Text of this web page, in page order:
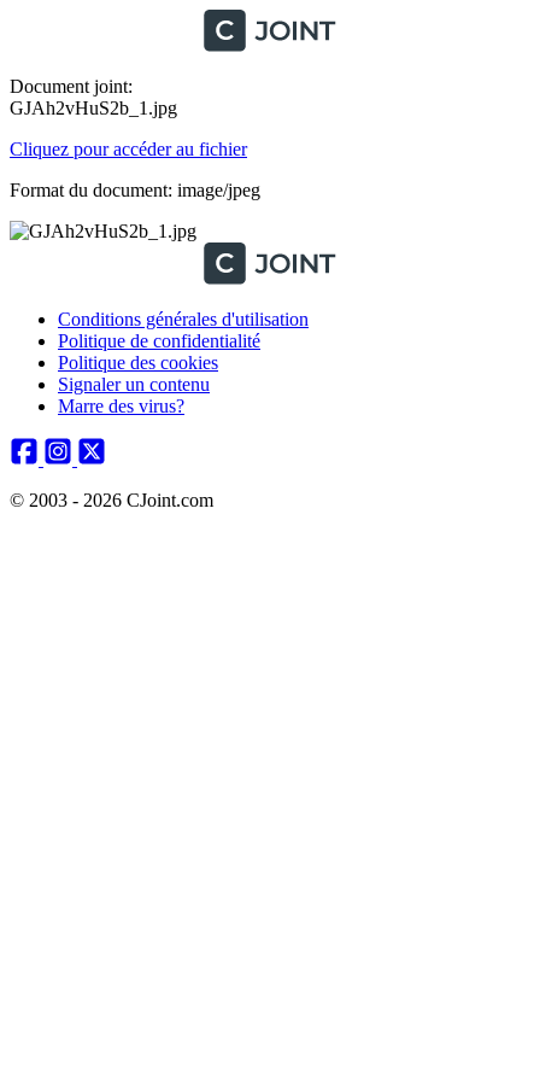
Document joint:
GJAh2vHuS2b_1.jpg
Cliquez pour accéder au fichier
Format du document: image/jpeg
Conditions générales d'utilisation
Politique de confidentialité
Politique des cookies
Signaler un contenu
Marre des virus?
© 2003 - 2026 CJoint.com